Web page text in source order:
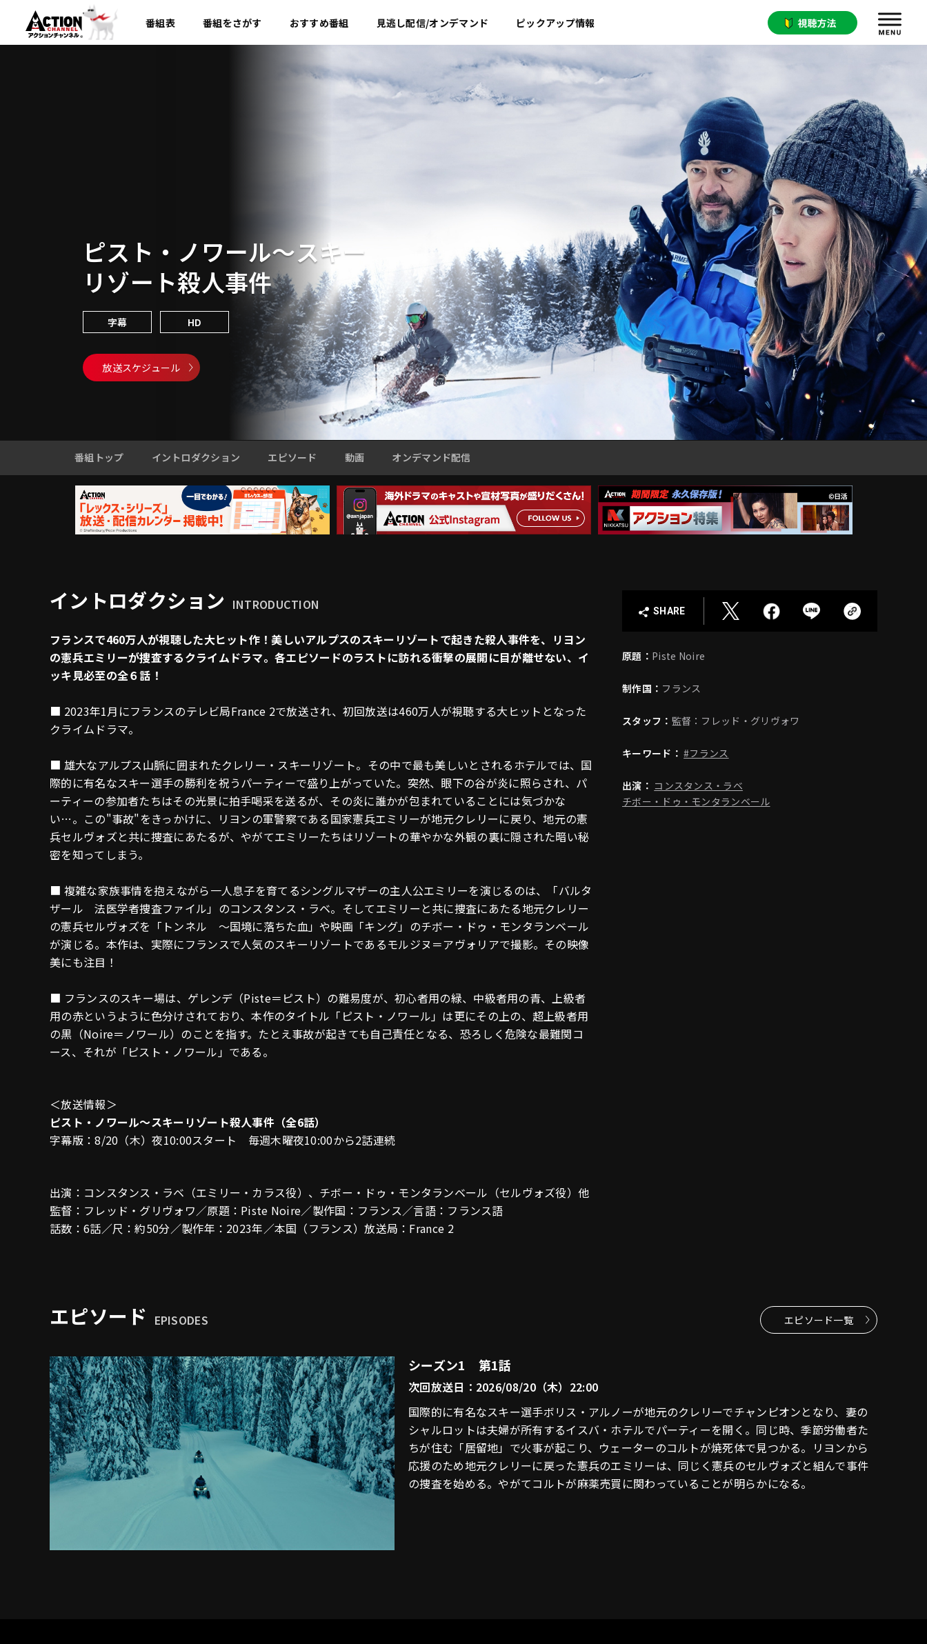
番組表 番組をさがす おすすめ番組 見逃し配信/オンデマンド ピックアップ情報
ピスト・ノワール～スキー
リゾート殺人事件
字幕 HD
放送スケジュール
番組トップ イントロダクション エピソード 動画 オンデマンド配信
イントロダクション INTRODUCTION
フランスで460万人が視聴した大ヒット作！美しいアルプスのスキーリゾートで起きた殺人事件を、リヨン
の憲兵エミリーが捜査するクライムドラマ。各エピソードのラストに訪れる衝撃の展開に目が離せない、イ
ッキ見必至の全６話！
■ 2023年1月にフランスのテレビ局France 2で放送され、初回放送は460万人が視聴する大ヒットとなった
クライムドラマ。
■ 雄大なアルプス山脈に囲まれたクレリー・スキーリゾート。その中で最も美しいとされるホテルでは、国
際的に有名なスキー選手の勝利を祝うパーティーで盛り上がっていた。突然、眼下の谷が炎に照らされ、パ
ーティーの参加者たちはその光景に拍手喝采を送るが、その炎に誰かが包まれていることには気づかな
い…。この"事故"をきっかけに、リヨンの軍警察である国家憲兵エミリーが地元クレリーに戻り、地元の憲
兵セルヴォズと共に捜査にあたるが、やがてエミリーたちはリゾートの華やかな外観の裏に隠された暗い秘
密を知ってしまう。
■ 複雑な家族事情を抱えながら一人息子を育てるシングルマザーの主人公エミリーを演じるのは、「バルタ
ザール 法医学者捜査ファイル」のコンスタンス・ラベ。そしてエミリーと共に捜査にあたる地元クレリー
の憲兵セルヴォズを「トンネル ～国境に落ちた血」や映画「キング」のチボー・ドゥ・モンタランベール
が演じる。本作は、実際にフランスで人気のスキーリゾートであるモルジヌ＝アヴォリアで撮影。その映像
美にも注目！
■ フランスのスキー場は、ゲレンデ（Piste＝ピスト）の難易度が、初心者用の緑、中級者用の青、上級者
用の赤というように色分けされており、本作のタイトル「ピスト・ノワール」は更にその上の、超上級者用
の黒（Noire＝ノワール）のことを指す。たとえ事故が起きても自己責任となる、恐ろしく危険な最難関コ
ース、それが「ピスト・ノワール」である。
＜放送情報＞
ピスト・ノワール～スキーリゾート殺人事件（全6話）
字幕版：8/20（木）夜10:00スタート 毎週木曜夜10:00から2話連続
出演：コンスタンス・ラベ（エミリー・カラス役）、チボー・ドゥ・モンタランベール（セルヴォズ役）他
監督：フレッド・グリヴォワ／原題：Piste Noire／製作国：フランス／言語：フランス語
話数：6話／尺：約50分／製作年：2023年／本国（フランス）放送局：France 2
SHARE
原題： Piste Noire
制作国： フランス
スタッフ： 監督：フレッド・グリヴォワ
キーワード： #フランス
出演： コンスタンス・ラベ
チボー・ドゥ・モンタランベール
エピソード EPISODES
シーズン1 第1話
次回放送日：2026/08/20（木）22:00
国際的に有名なスキー選手ボリス・アルノーが地元のクレリーでチャンピオンとなり、妻の
シャルロットは夫婦が所有するイスバ・ホテルでパーティーを開く。同じ時、季節労働者た
ちが住む「居留地」で火事が起こり、ウェーターのコルトが焼死体で見つかる。リヨンから
応援のため地元クレリーに戻った憲兵のエミリーは、同じく憲兵のセルヴォズと組んで事件
の捜査を始める。やがてコルトが麻薬売買に関わっていることが明らかになる。
エピソード一覧